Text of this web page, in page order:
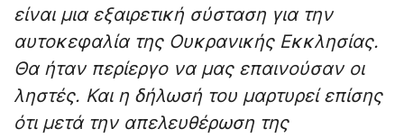
είναι μια εξαιρετική σύσταση για την
αυτοκεφαλία της Ουκρανικής Εκκλησίας.
Θα ήταν περίεργο να μας επαινούσαν οι
ληστές. Και η δήλωσή του μαρτυρεί επίσης
ότι μετά την απελευθέρωση της